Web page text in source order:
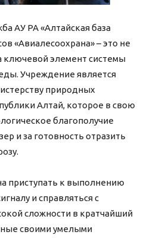
АУ РА «Алтайская база
«Авиалесоохрана» – это не
ключевой элемент системы
Учреждение является
природных
Алтай, которое в свою
благополучие
и за готовность отразить
приступать к выполнению
и справляться с
сложности в кратчайший
своими умелыми